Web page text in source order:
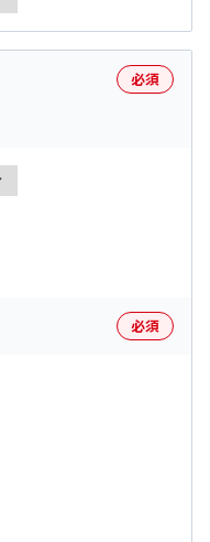
必須
必須